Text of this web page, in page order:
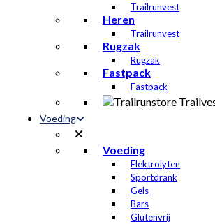
Trailrunvest
Heren
Trailrunvest
Rugzak
Rugzak
Fastpack
Fastpack
Voeding
Voeding
Elektrolyten
Sportdrank
Gels
Bars
Glutenvrij